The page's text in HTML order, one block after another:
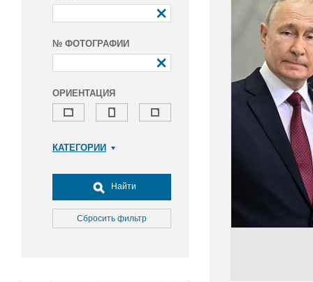
№ ФОТОГРАФИИ
ОРИЕНТАЦИЯ
КАТЕГОРИИ
Досуг, туризм и отдых
Культура
Медицина
Найти
Сбросить фильтр